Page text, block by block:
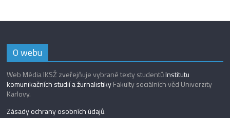
O webu
Web Média IKSŽ zveřejňuje vybrané texty studentůInstitutu
komunikačních studií a žurnalistikyFakulty sociálních věd Univerzity
Karlovy.
Zásady ochrany osobních údajů.